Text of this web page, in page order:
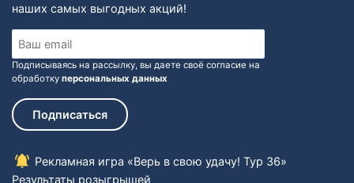
наших самых выгодных акций!
Подписываясь на рассылку, вы даете своё согласие на
обработку персональных данных
Подписаться
Рекламная игра «Верь в свою удачу! Тур 36»
Результаты розыгрышей